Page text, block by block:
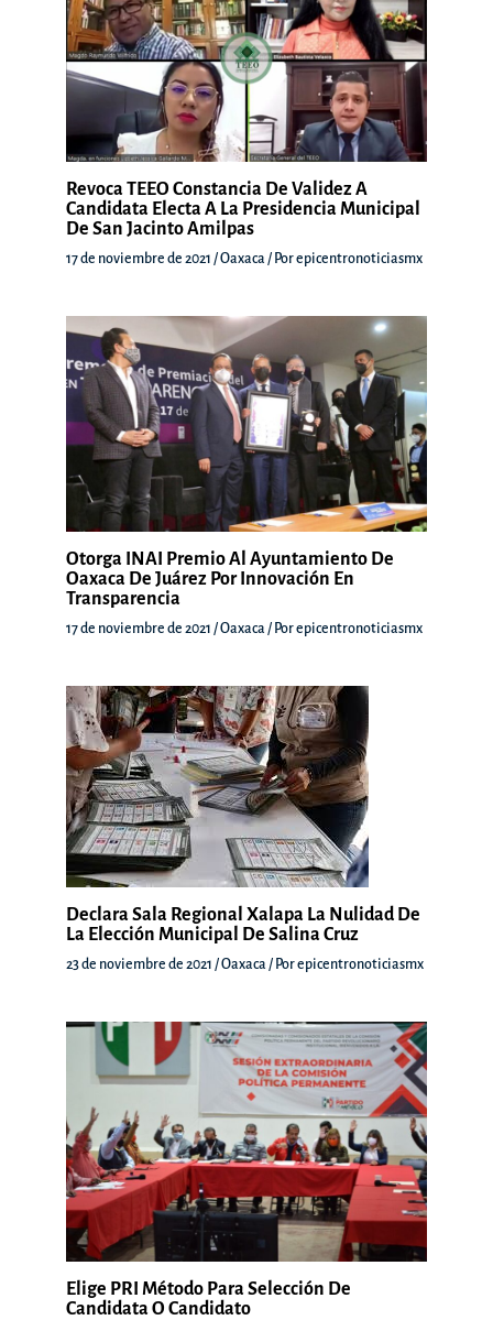
Revoca TEEO Constancia De Validez A
Candidata Electa A La Presidencia Municipal
De San Jacinto Amilpas
17 de noviembre de 2021 /Oaxaca / Porepicentronoticiasmx
Otorga INAI Premio Al Ayuntamiento De
Oaxaca De Juárez Por Innovación En
Transparencia
17 de noviembre de 2021 /Oaxaca / Porepicentronoticiasmx
Declara Sala Regional Xalapa La Nulidad De
La Elección Municipal De Salina Cruz
23 de noviembre de 2021 /Oaxaca / Porepicentronoticiasmx
Elige PRI Método Para Selección De
Candidata O Candidato